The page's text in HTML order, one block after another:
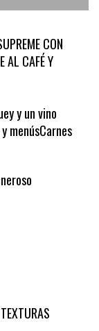
CON
AL CAFÉ Y
y un vino
menúsCarnes